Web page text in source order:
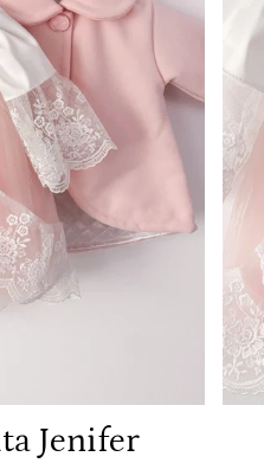
Jenifer